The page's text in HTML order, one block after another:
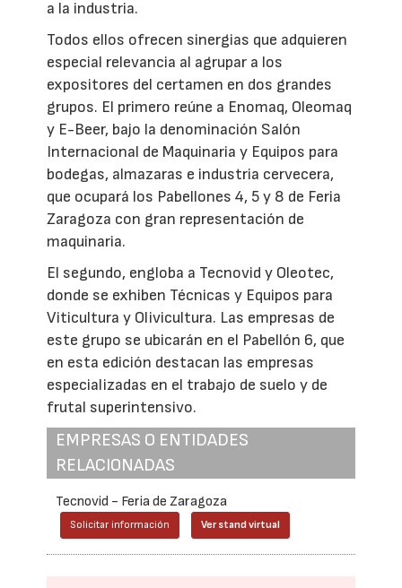
a la industria.
Todos ellos ofrecen sinergias que adquieren
especial relevancia al agrupar a los
expositores del certamen en dos grandes
grupos. El primero reúne a Enomaq, Oleomaq
y E-Beer, bajo la denominación Salón
Internacional de Maquinaria y Equipos para
bodegas, almazaras e industria cervecera,
que ocupará los Pabellones 4, 5 y 8 de Feria
Zaragoza con gran representación de
maquinaria.
El segundo, engloba a Tecnovid y Oleotec,
donde se exhiben Técnicas y Equipos para
Viticultura y Olivicultura. Las empresas de
este grupo se ubicarán en el Pabellón 6, que
en esta edición destacan las empresas
especializadas en el trabajo de suelo y de
frutal superintensivo.
EMPRESAS O ENTIDADES
RELACIONADAS
Tecnovid - Feria de Zaragoza
Solicitar información Ver stand virtual